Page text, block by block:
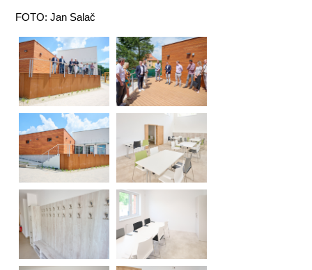
FOTO: Jan Salač